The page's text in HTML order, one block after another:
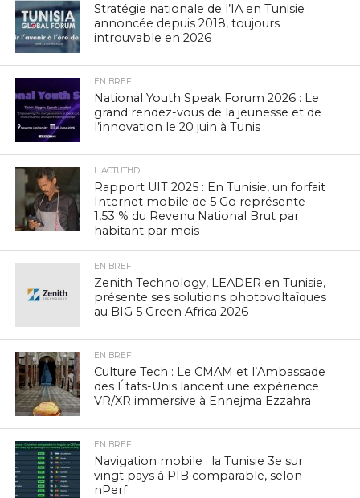
Stratégie nationale de l’IA en Tunisie :
annoncée depuis 2018, toujours
introuvable en 2026
EN BREF
National Youth Speak Forum 2026 : Le
grand rendez-vous de la jeunesse et de
l’innovation le 20 juin à Tunis
L'ACTUTHD
Rapport UIT 2025 : En Tunisie, un forfait
Internet mobile de 5 Go représente
1,53 % du Revenu National Brut par
habitant par mois
EN BREF
Zenith Technology, LEADER en Tunisie,
présente ses solutions photovoltaïques
au BIG 5 Green Africa 2026
EN BREF
Culture Tech : Le CMAM et l’Ambassade
des États-Unis lancent une expérience
VR/XR immersive à Ennejma Ezzahra
EN BREF
Navigation mobile : la Tunisie 3e sur
vingt pays à PIB comparable, selon
nPerf